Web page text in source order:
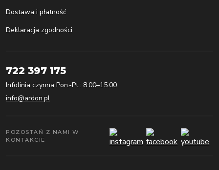
Dostawa i płatność
Deklaracja zgodności
722 397 175
Infolinia czynna Pon.-Pt.: 8:00–15:00
info@ardon.pl
POZOSTAŃ Z NAMI W
KONTAKCIE